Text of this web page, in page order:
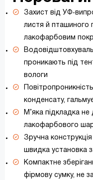
Захист від
листя й пташиного
лакофарбовим
проникають під
вологи
конденсату,
М’яка підкладка
лакофарбового
Зручна
швидка установка
Компактне
фірмову сумку, не